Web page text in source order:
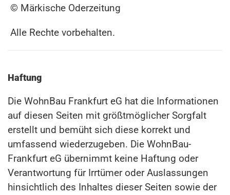
© Märkische Oderzeitung
Alle Rechte vorbehalten.
Haftung
Die WohnBau Frankfurt eG hat die Informationen
auf diesen Seiten mit größtmöglicher Sorgfalt
erstellt und bemüht sich diese korrekt und
umfassend wiederzugeben. Die WohnBau-
Frankfurt eG übernimmt keine Haftung oder
Verantwortung für Irrtümer oder Auslassungen
hinsichtlich des Inhaltes dieser Seiten sowie der